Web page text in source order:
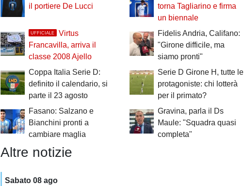
il portiere De Lucci
torna Tagliarino e firma
un biennale
UFFICIALE
Virtus
Francavilla, arriva il
classe 2008 Ajello
Fidelis Andria, Califano:
"Girone difficile, ma
siamo pronti"
Coppa Italia Serie D:
definito il calendario, si
parte il 23 agosto
Serie D Girone H, tutte le
protagoniste: chi lotterà
per il primato?
Fasano: Salzano e
Bianchini pronti a
cambiare maglia
Gravina, parla il Ds
Maule: "Squadra quasi
completa"
Altre notizie
Sabato 08 ago